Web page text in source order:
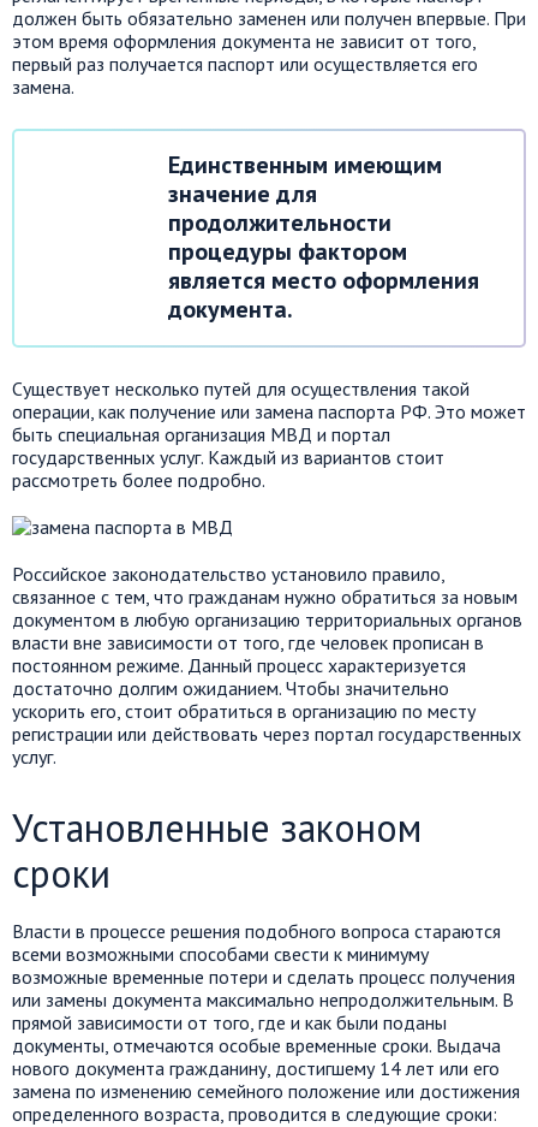
должен быть обязательно заменен или получен впервые. При
этом время оформления документа не зависит от того,
первый раз получается паспорт или осуществляется его
замена.
Единственным имеющим
значение для
продолжительности
процедуры фактором
является место оформления
документа.
Существует несколько путей для осуществления такой
операции, как получение или замена паспорта РФ. Это может
быть специальная организация МВД и портал
государственных услуг. Каждый из вариантов стоит
рассмотреть более подробно.
Российское законодательство установило правило,
связанное с тем, что гражданам нужно обратиться за новым
документом в любую организацию территориальных органов
власти вне зависимости от того, где человек прописан в
постоянном режиме. Данный процесс характеризуется
достаточно долгим ожиданием. Чтобы значительно
ускорить его, стоит обратиться в организацию по месту
регистрации или действовать через портал государственных
услуг.
Установленные законом
сроки
Власти в процессе решения подобного вопроса стараются
всеми возможными способами свести к минимуму
возможные временные потери и сделать процесс получения
или замены документа максимально непродолжительным. В
прямой зависимости от того, где и как были поданы
документы, отмечаются особые временные сроки. Выдача
нового документа гражданину, достигшему 14 лет или его
замена по изменению семейного положение или достижения
определенного возраста, проводится в следующие сроки: